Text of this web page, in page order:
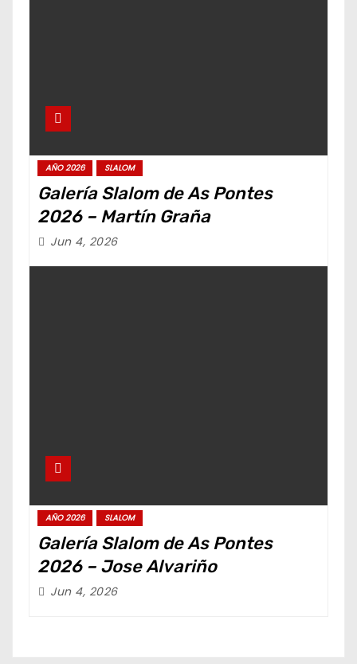
AÑO 2026 SLALOM
Galería Slalom de As Pontes
2026 – Martín Graña
Jun 4, 2026
AÑO 2026 SLALOM
Galería Slalom de As Pontes
2026 – Jose Alvariño
Jun 4, 2026